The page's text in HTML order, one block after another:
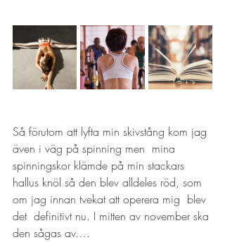
Så förutom att lyfta min skivstång kom jag
även i väg på spinning men  mina
spinningskor klämde på min stackars
hallus knöl så den blev alldeles röd, som
om jag innan tvekat att operera mig  blev
det  definitivt nu. I mitten av november ska
den sågas av….